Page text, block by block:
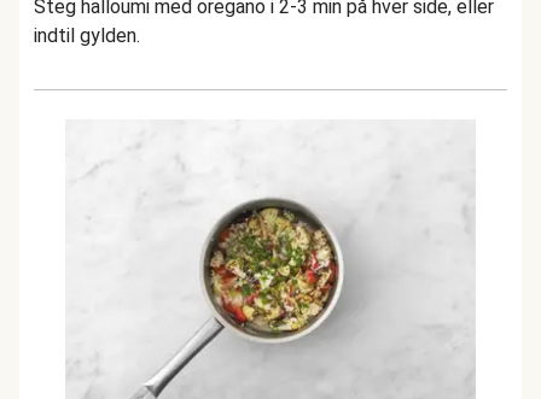
Steg halloumi med oregano i 2-3 min på hver side, eller
indtil gylden.